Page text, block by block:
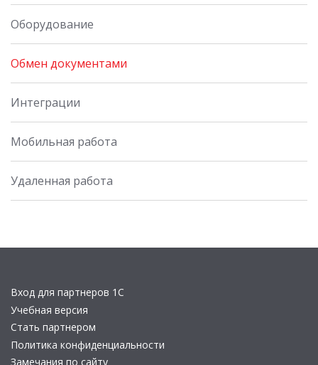
Оборудование
Обмен документами
Интеграции
Мобильная работа
Удаленная работа
Вход для партнеров 1С
Учебная версия
Стать партнером
Политика конфиденциальности
Замечания по сайту